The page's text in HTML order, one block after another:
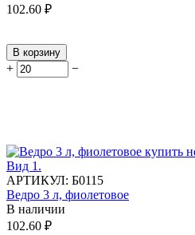
102.60 ₽
В корзину
+ −
АРТИКУЛ: Б0115
Ведро 3 л, фиолетовое
В наличии
102.60 ₽